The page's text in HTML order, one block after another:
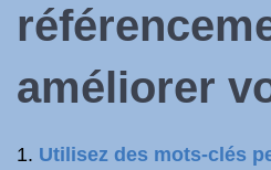
améliorer
Utilisez des mots-clés